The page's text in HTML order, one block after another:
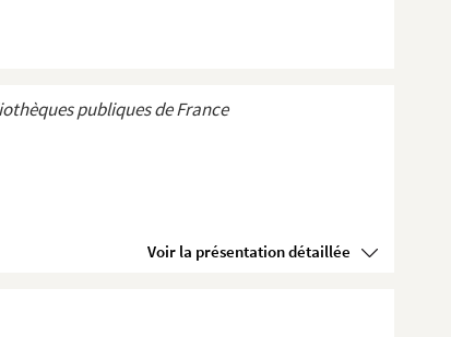
publiques de France
Voir la présentation détaillée